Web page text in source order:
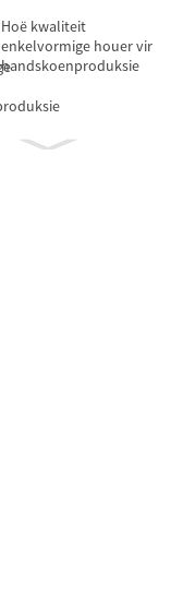
Hoë kwaliteit
enkelvormige houer vir
handskoenproduksie
Koppelaar-